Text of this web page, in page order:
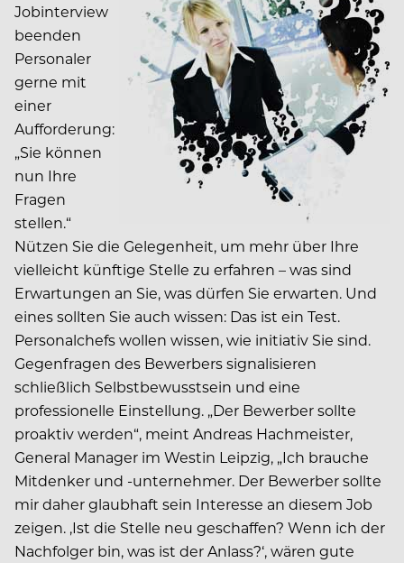
Jobinterview
beenden
Personaler
gerne mit
einer
Aufforderung:
„Sie können
nun Ihre
Fragen
stellen.“
Nützen Sie die Gelegenheit, um mehr über Ihre
vielleicht künftige Stelle zu erfahren – was sind
Erwartungen an Sie, was dürfen Sie erwarten. Und
eines sollten Sie auch wissen: Das ist ein Test.
Personalchefs wollen wissen, wie initiativ Sie sind.
Gegenfragen des Bewerbers signalisieren
schließlich Selbstbewusstsein und eine
professionelle Einstellung. „Der Bewerber sollte
proaktiv werden“, meint Andreas Hachmeister,
General Manager im Westin Leipzig, „Ich brauche
Mitdenker und -unternehmer. Der Bewerber sollte
mir daher glaubhaft sein Interesse an diesem Job
zeigen. ,Ist die Stelle neu geschaffen? Wenn ich der
Nachfolger bin, was ist der Anlass?‘, wären gute